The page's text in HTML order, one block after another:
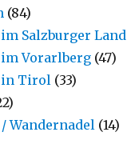
(84)
Salzburger Land
Vorarlberg (47)
in Tirol (33)
Wandernadel (14)